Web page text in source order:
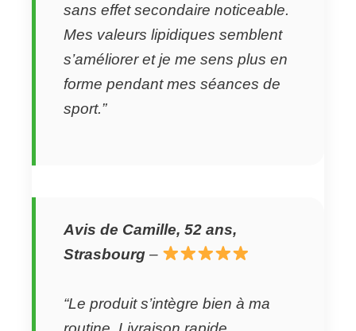
sans effet secondaire noticeable.
Mes valeurs lipidiques semblent
s’améliorer et je me sens plus en
forme pendant mes séances de
sport.”
Avis de Camille, 52 ans,
Strasbourg –
“Le produit s’intègre bien à ma